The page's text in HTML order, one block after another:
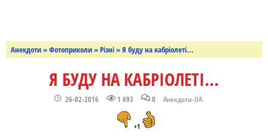
Анекдоти»Фотоприколи»Різні» Я буду на кабріолеті...
Я БУДУ НА КАБРІОЛЕТІ...
26-02-2016 1 693 0 Анекдоти-UA
+1